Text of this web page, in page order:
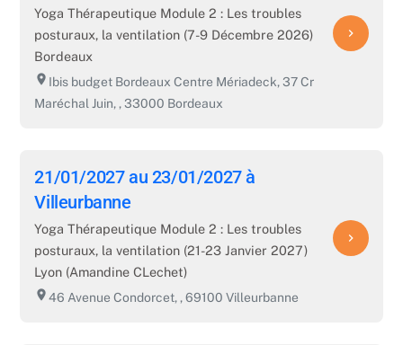
Yoga Thérapeutique Module 2 : Les troubles
posturaux, la ventilation (7-9 Décembre 2026)
Bordeaux
room Ibis budget Bordeaux Centre Mériadeck, 37 Cr
Maréchal Juin, , 33000 Bordeaux
navigate_next
21/01/2027 au 23/01/2027 à
Villeurbanne
Yoga Thérapeutique Module 2 : Les troubles
posturaux, la ventilation (21-23 Janvier 2027)
Lyon (Amandine CLechet)
room 46 Avenue Condorcet, , 69100 Villeurbanne
navigate_next